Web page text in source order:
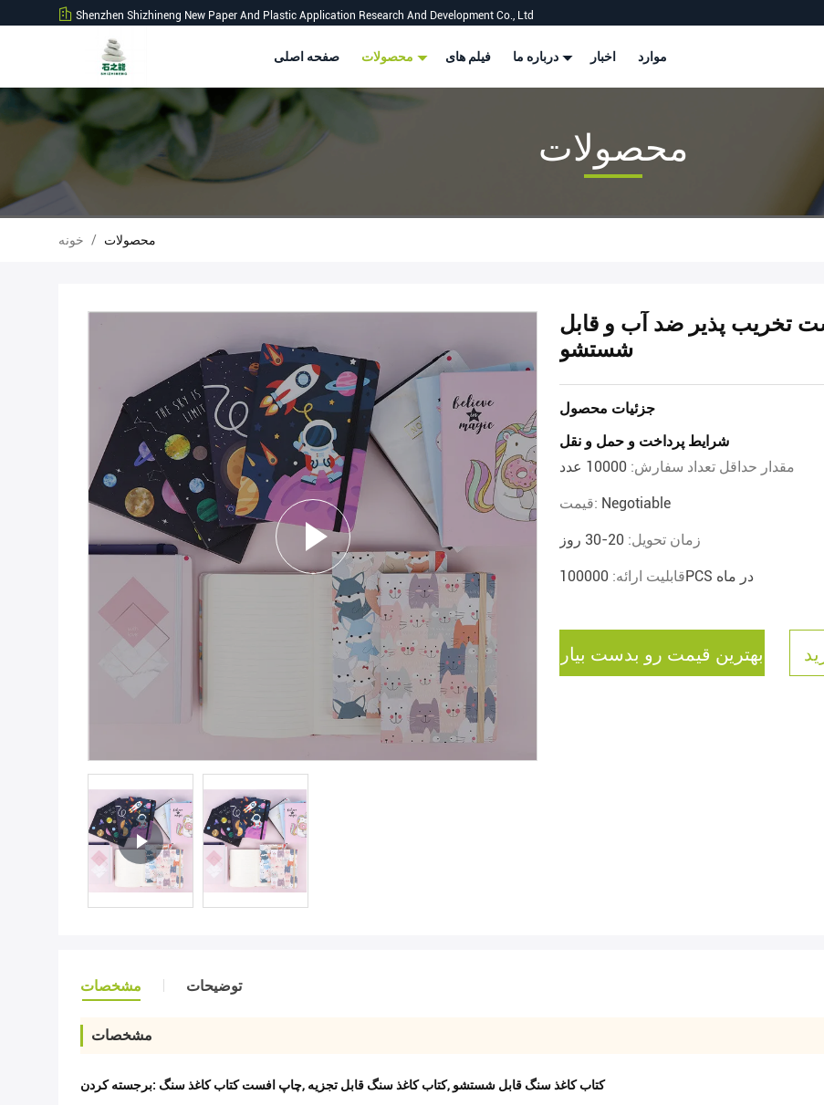
Shenzhen Shizhineng New Paper And Plastic Application Research And Development Co., Ltd
صفحه اصلی فیلم های اخبار موارد
محصولات
خونه / محصولات
تخریب پذیر ضد آب و قابل
شستشو
جزئیات محصول
شرایط پرداخت و حمل و نقل
مقدار حداقل تعداد سفارش: 10000 عدد
قیمت: Negotiable
زمان تحویل: 20-30 روز
قابلیت ارائه: 100000PCS در ماه
بهترین قیمت رو بدست بیار
مشخصات توضیحات
مشخصات
برجسته کردن: چاپ افست کتاب کاغذ سنگ, کتاب کاغذ سنگ قابل تجزیه, کتاب کاغذ سنگ قابل شستشو